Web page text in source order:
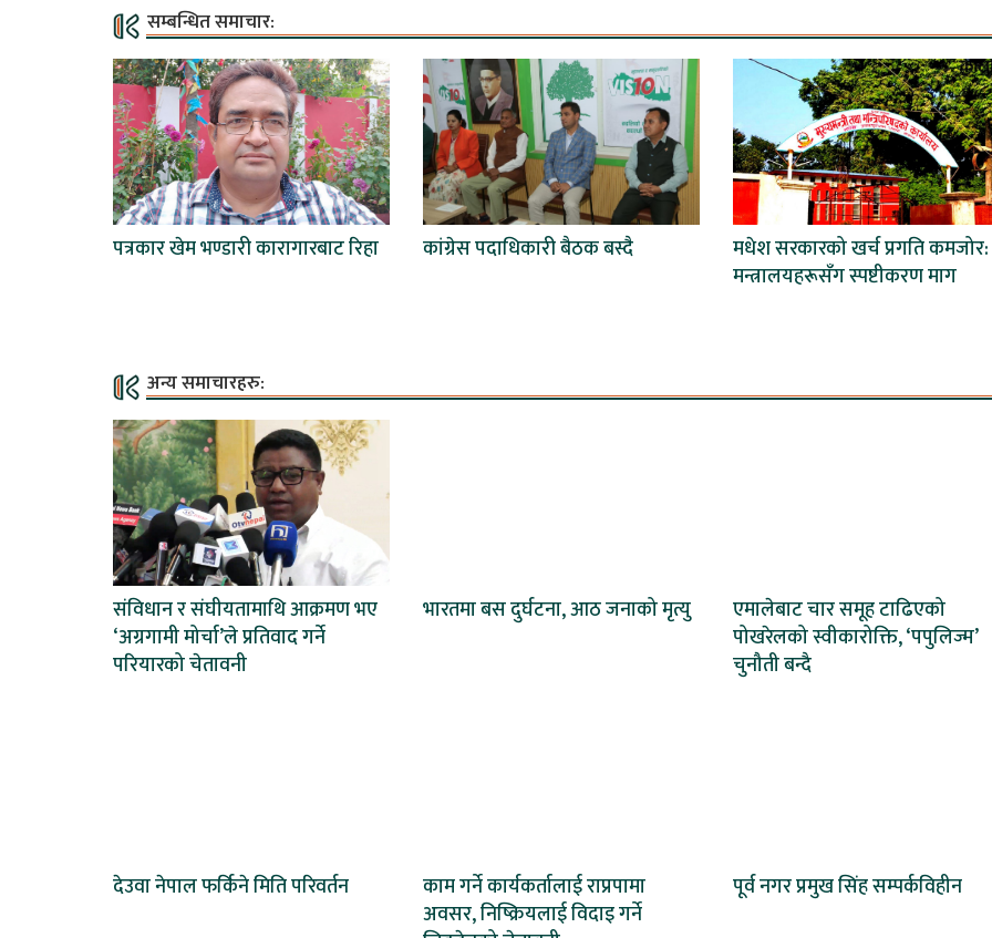
सम्बन्धित समाचार:
पत्रकार खेम भण्डारी कारागारबाट रिहा कांग्रेस पदाधिकारी बैठक बस्दै
मधेश सरकारको खर्च प्रगति कमजोर:
मन्त्रालयहरूसँग स्पष्टीकरण माग
अन्य समाचारहरु:
संविधान र संघीयतामाथि आक्रमण भए
‘अग्रगामी मोर्चा’ले प्रतिवाद गर्ने
परियारको चेतावनी
भारतमा बस दुर्घटना, आठ जनाको मृत्यु
एमालेबाट चार समूह टाढिएको
पोखरेलको स्वीकारोक्ति, ‘पपुलिज्म’
चुनौती बन्दै
देउवा नेपाल फर्किने मिति परिवर्तन
काम गर्ने कार्यकर्तालाई राप्रपामा
अवसर, निष्क्रियलाई विदाइ गर्ने
पूर्व नगर प्रमुख सिंह सम्पर्कविहीन